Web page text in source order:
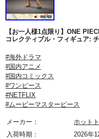
【お一人様1点限り】ONE
コレクティブル・フィギュア
#海外ドラマ
#国内アニメ
#国内コミックス
#ワンピース
#NETFLIX
#ムービーマスターピース
メーカー：
ホット
入荷時期：
2026年